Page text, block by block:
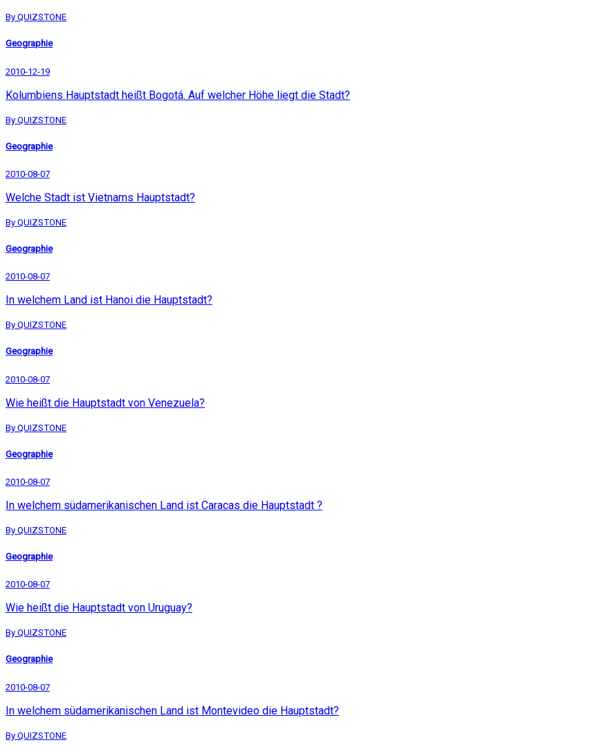
By QUIZSTONE
Geographie
2010-12-19
Kolumbiens Hauptstadt heißt Bogotá. Auf welcher Höhe liegt die Stadt?
By QUIZSTONE
Geographie
2010-08-07
Welche Stadt ist Vietnams Hauptstadt?
By QUIZSTONE
Geographie
2010-08-07
In welchem Land ist Hanoi die Hauptstadt?
By QUIZSTONE
Geographie
2010-08-07
Wie heißt die Hauptstadt von Venezuela?
By QUIZSTONE
Geographie
2010-08-07
In welchem südamerikanischen Land ist Caracas die Hauptstadt ?
By QUIZSTONE
Geographie
2010-08-07
Wie heißt die Hauptstadt von Uruguay?
By QUIZSTONE
Geographie
2010-08-07
In welchem südamerikanischen Land ist Montevideo die Hauptstadt?
By QUIZSTONE